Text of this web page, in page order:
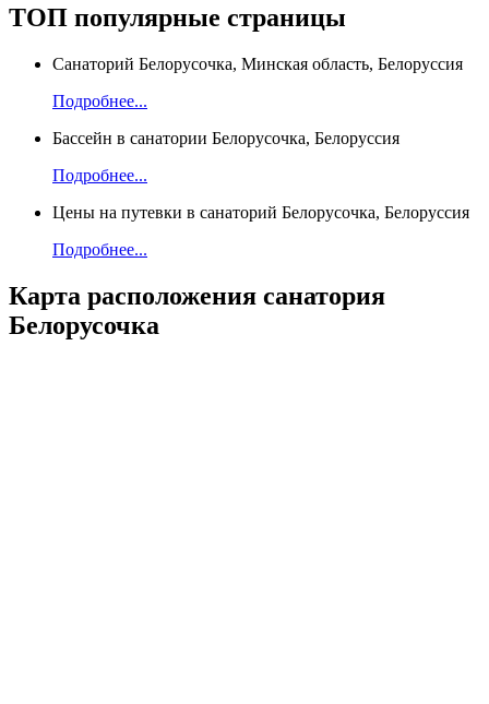
ТОП популярные страницы
Санаторий Белорусочка, Минская область, Белоруссия
Подробнее...
Бассейн в санатории Белорусочка, Белоруссия
Подробнее...
Цены на путевки в санаторий Белорусочка, Белоруссия
Подробнее...
Карта расположения санатория
Белорусочка